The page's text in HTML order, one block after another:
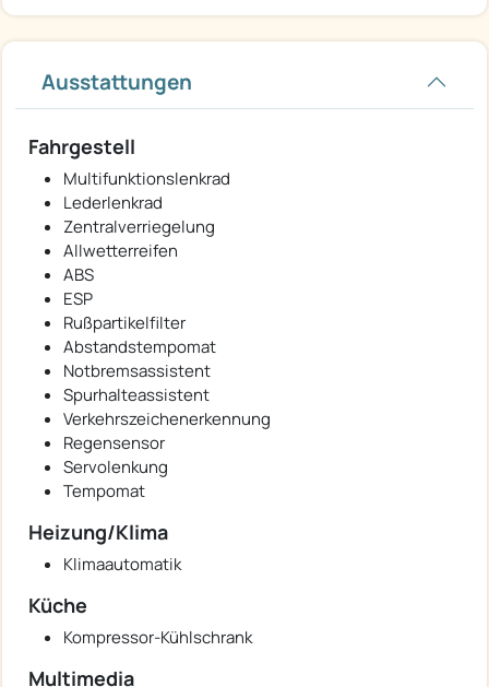
Ausstattungen
Fahrgestell
Multifunktionslenkrad
Lederlenkrad
Zentralverriegelung
Allwetterreifen
ABS
ESP
Rußpartikelfilter
Abstandstempomat
Notbremsassistent
Spurhalteassistent
Verkehrszeichenerkennung
Regensensor
Servolenkung
Tempomat
Heizung/Klima
Klimaautomatik
Küche
Kompressor-Kühlschrank
Multimedia